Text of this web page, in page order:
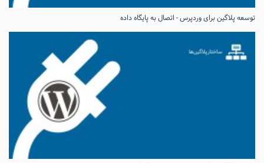
توسعه پلاگین برای وردپرس - اتصال به پایگاه داده